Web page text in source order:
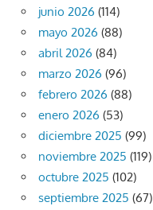
junio 2026 (114)
mayo 2026 (88)
abril 2026 (84)
marzo 2026 (96)
febrero 2026 (88)
enero 2026 (53)
diciembre 2025 (99)
noviembre 2025 (119)
octubre 2025 (102)
septiembre 2025 (67)